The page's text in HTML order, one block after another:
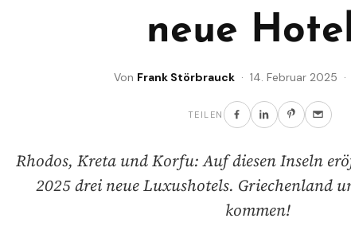
neue
Von Frank Störbrauck · 14. Februar 2025
TEILEN
Rhodos, Kreta und Korfu: Auf diesen Inseln
2025 drei neue Luxushotels. Griechenland
kommen!